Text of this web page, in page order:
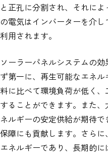
と正孔に分割され、それに
の電気はインバーターを介
利用されます。
ソーラーパネルシステムの
ず第一に、再生可能なエネ
料に比べて環境負荷が低く
することができます。また
ネルギーの安定供給が期待
保障にも貢献します。さら
エネルギーであり、長期的